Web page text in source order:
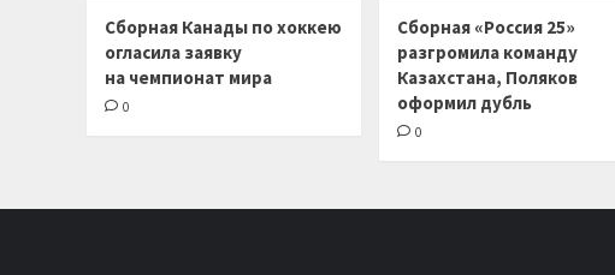
Сборная Канады по хоккею
огласила заявку
на чемпионат мира
0
Сборная «Россия 25»
разгромила команду
Казахстана, Поляков
оформил дубль
0